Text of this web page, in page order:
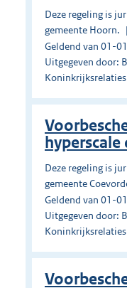
Deze regeling is
gemeente Hoorn.
Geldend van 01-
Uitgegeven door:
Koninkrijksrelaties
Deze regeling is
gemeente
Geldend van 01-
Uitgegeven door:
Koninkrijksrelaties